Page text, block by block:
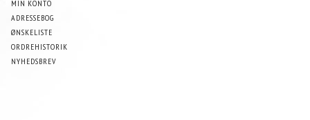
MIN KONTO
ADRESSEBOG
ØNSKELISTE
ORDREHISTORIK
NYHEDSBREV